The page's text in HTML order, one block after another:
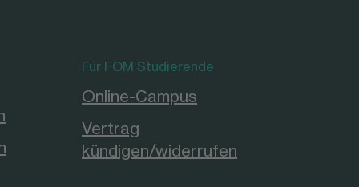
Für FOM Studierende
Online-Campus
Vertrag
kündigen/widerrufen